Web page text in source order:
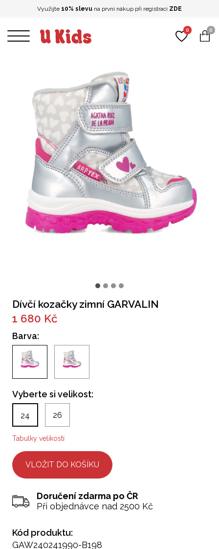
Dívčí kozačky zimní GARVALIN
1 680 Kč
Barva:
Vyberte si velikost:
24 26
Tabulky velikostí
Doručení zdarma po ČR
Při objednávce nad 2500 Kč
Kód produktu:
GAW240241990-B198
Využijte 10% slevu na první nákup při registraci ZDE
0
0